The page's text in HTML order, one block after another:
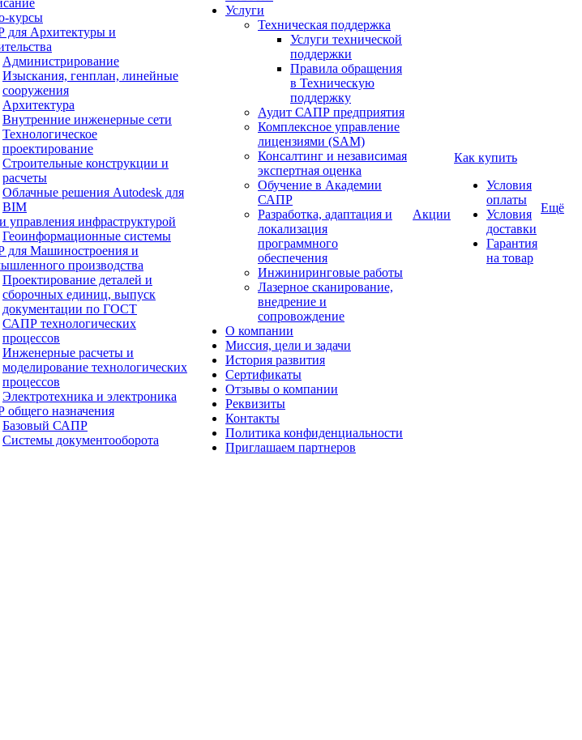
курсы
Архитектуры и
Администрирование
Изыскания, генплан, линейные
сооружения
Архитектура
Внутренние инженерные сети
Технологическое
проектирование
Строительные конструкции и
расчеты
Облачные решения Autodesk для
BIM
управления инфраструктурой
Геоинформационные системы
Машиностроения и
производства
Проектирование деталей и
сборочных единиц, выпуск
документации по ГОСТ
САПР технологических
процессов
Инженерные расчеты и
моделирование технологических
процессов
Электротехника и электроника
назначения
Базовый САПР
Системы документооборота
Услуги
Техническая поддержка
Услуги технической
поддержки
Правила обращения
в Техническую
поддержку
Аудит САПР предприятия
Комплексное управление
лицензиями (SAM)
Консалтинг и независимая
экспертная оценка
Обучение в Академии
САПР
Разработка, адаптация и
локализация
программного
обеспечения
Инжиниринговые работы
Лазерное сканирование,
внедрение и
сопровождение
О компании
Миссия, цели и задачи
История развития
Сертификаты
Отзывы о компании
Реквизиты
Контакты
Политика конфиденциальности
Приглашаем партнеров
Акции
Как купить
Условия
оплаты
Условия
доставки
Гарантия
на товар
Ещё